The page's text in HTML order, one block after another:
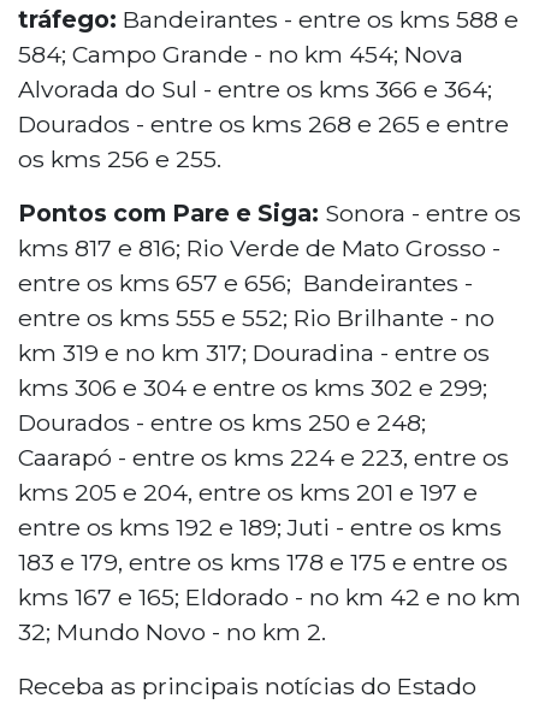
tráfego: Bandeirantes - entre os kms 588 e
584; Campo Grande - no km 454; Nova
Alvorada do Sul - entre os kms 366 e 364;
Dourados - entre os kms 268 e 265 e entre
os kms 256 e 255.
Pontos com Pare e Siga: Sonora - entre os
kms 817 e 816; Rio Verde de Mato Grosso -
entre os kms 657 e 656; Bandeirantes -
entre os kms 555 e 552; Rio Brilhante - no
km 319 e no km 317; Douradina - entre os
kms 306 e 304 e entre os kms 302 e 299;
Dourados - entre os kms 250 e 248;
Caarapó - entre os kms 224 e 223, entre os
kms 205 e 204, entre os kms 201 e 197 e
entre os kms 192 e 189; Juti - entre os kms
183 e 179, entre os kms 178 e 175 e entre os
kms 167 e 165; Eldorado - no km 42 e no km
32; Mundo Novo - no km 2.
Receba as principais notícias do Estado